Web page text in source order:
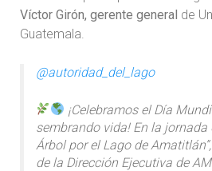
Víctor Girón, gerente general de
Guatemala.
@autoridad_del_lago
¡Celebramos el Día
sembrando vida! En la jornada
Árbol por el Lago de
de la Dirección Ejecutiva de